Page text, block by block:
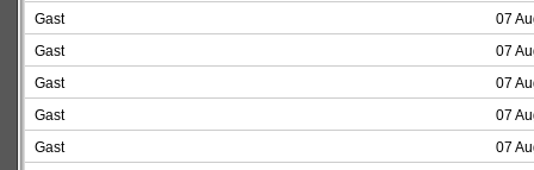
Gast
07
Gast
07
Gast
07
Gast
07
Gast
07